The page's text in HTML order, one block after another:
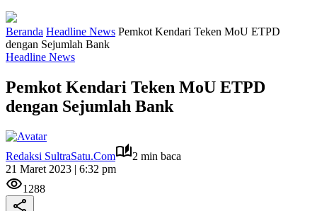
Beranda Headline News Pemkot Kendari Teken MoU ETPD
dengan Sejumlah Bank
Headline News
Pemkot Kendari Teken MoU ETPD
dengan Sejumlah Bank
Redaksi SultraSatu.Com
2 min baca
21 Maret 2023 | 6:32 pm
1288